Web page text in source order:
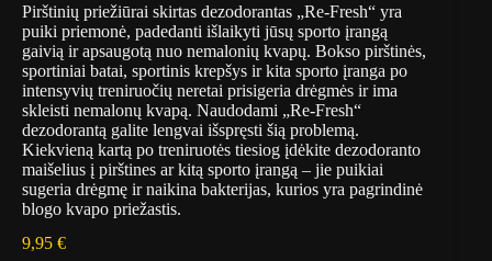
Pirštinių priežiūrai skirtas dezodorantas „Re-Fresh“ yra
puiki priemonė, padedanti išlaikyti jūsų sporto įrangą
gaivią ir apsaugotą nuo nemalonių kvapų. Bokso pirštinės,
sportiniai batai, sportinis krepšys ir kita sporto įranga po
intensyvių treniruočių neretai prisigeria drėgmės ir ima
skleisti nemalonų kvapą. Naudodami „Re-Fresh“
dezodorantą galite lengvai išspręsti šią problemą.
Kiekvieną kartą po treniruotės tiesiog įdėkite dezodoranto
maišelius į pirštines ar kitą sporto įrangą – jie puikiai
sugeria drėgmę ir naikina bakterijas, kurios yra pagrindinė
blogo kvapo priežastis.
9,95 €